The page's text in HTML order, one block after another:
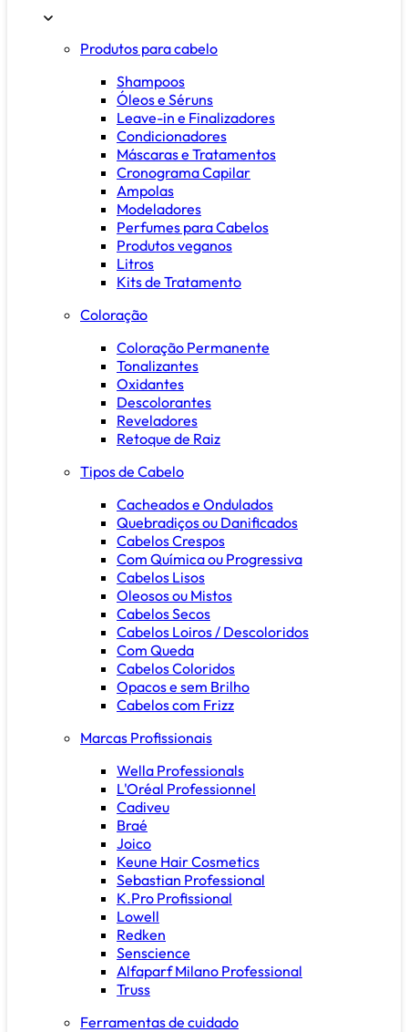
Produtos para cabelo
Shampoos
Óleos e Séruns
Leave-in e Finalizadores
Condicionadores
Máscaras e Tratamentos
Cronograma Capilar
Ampolas
Modeladores
Perfumes para Cabelos
Produtos veganos
Litros
Kits de Tratamento
Coloração
Coloração Permanente
Tonalizantes
Oxidantes
Descolorantes
Reveladores
Retoque de Raiz
Tipos de Cabelo
Cacheados e Ondulados
Quebradiços ou Danificados
Cabelos Crespos
Com Química ou Progressiva
Cabelos Lisos
Oleosos ou Mistos
Cabelos Secos
Cabelos Loiros / Descoloridos
Com Queda
Cabelos Coloridos
Opacos e sem Brilho
Cabelos com Frizz
Marcas Profissionais
Wella Professionals
L'Oréal Professionnel
Cadiveu
Braé
Joico
Keune Hair Cosmetics
Sebastian Professional
K.Pro Profissional
Lowell
Redken
Senscience
Alfaparf Milano Professional
Truss
Ferramentas de cuidado